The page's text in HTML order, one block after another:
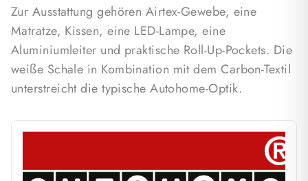
Zur Ausstattung gehören Airtex-Gewebe, eine
Matratze, Kissen, eine LED-Lampe, eine
Aluminiumleiter und praktische Roll-Up-Pockets. Die
weiße Schale in Kombination mit dem Carbon-Textil
unterstreicht die typische Autohome-Optik.